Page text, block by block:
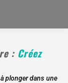
: Créez
plonger dans une